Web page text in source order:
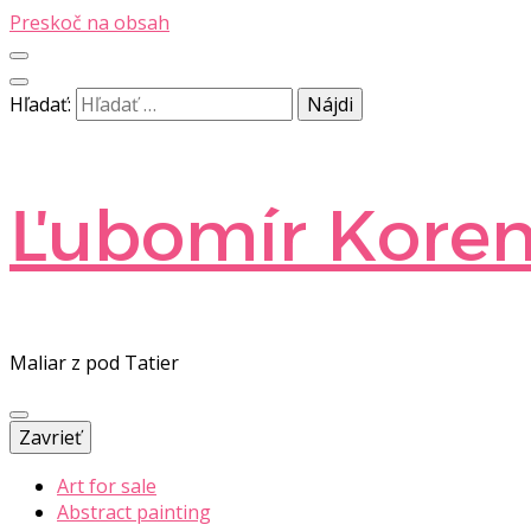
Preskoč na obsah
Hľadať:
Ľubomír
Maliar z pod Tatier
Zavrieť
Art for sale
Abstract painting